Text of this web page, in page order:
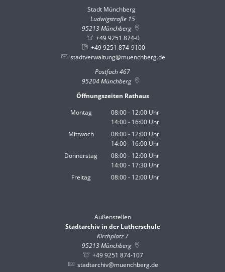
Stadt Münchberg
Ludwigstraße 15
95213Münchberg
+49 9251 874-0
+49 9251 874-9100
stadtverwaltung@muenchberg.de
Postfach 467
95204Münchberg
Öffnungszeiten Rathaus
Montag
08:00- 12:00 Uhr
Von 08:00 bis 12:00 Uhr
14:00- 16:00 Uhr
Von 14:00 bis 16:00 Uhr
Mittwoch 08:00- 12:00 Uhr
Von 08:00 bis 12:00 Uhr
14:00- 16:00 Uhr
Von 14:00 bis 16:00 Uhr
Donnerstag 08:00- 12:00 Uhr
Von 08:00 bis 12:00 Uhr
14:00- 17:30 Uhr
Von 14:00 bis 17:30 Uhr
Freitag 08:00- 12:00 Uhr
Außenstellen
Stadtarchiv in der Lutherschule
Kirchplatz 7
95213Münchberg
+49 9251 874-107
stadtarchiv@muenchberg.de